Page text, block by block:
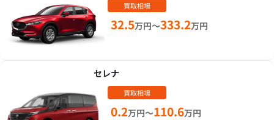
買取相場
32.5万円～333.2万円
セレナ
買取相場
0.2万円～110.6万円